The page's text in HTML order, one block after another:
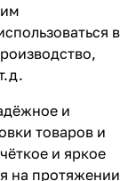
в
и
товаров и
и яркое
на протяжении